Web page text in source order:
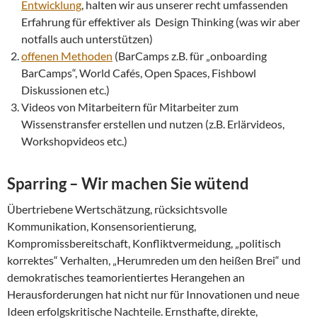
Entwicklung , halten wir aus unserer recht umfassenden
Erfahrung für effektiver als Design Thinking (was wir aber
notfalls auch unterstützen)
offenen Methoden (BarCamps z.B. für „onboarding
BarCamps“, World Cafés, Open Spaces, Fishbowl
Diskussionen etc.)
Videos von Mitarbeitern für Mitarbeiter zum
Wissenstransfer erstellen und nutzen (z.B. Erlärvideos,
Workshopvideos etc.)
Sparring – Wir machen Sie wütend
Übertriebene Wertschätzung, rücksichtsvolle
Kommunikation, Konsensorientierung,
Kompromissbereitschaft, Konfliktvermeidung, „politisch
korrektes“ Verhalten, „Herumreden um den heißen Brei“ und
demokratisches teamorientiertes Herangehen an
Herausforderungen hat nicht nur für Innovationen und neue
Ideen erfolgskritische Nachteile. Ernsthafte, direkte,